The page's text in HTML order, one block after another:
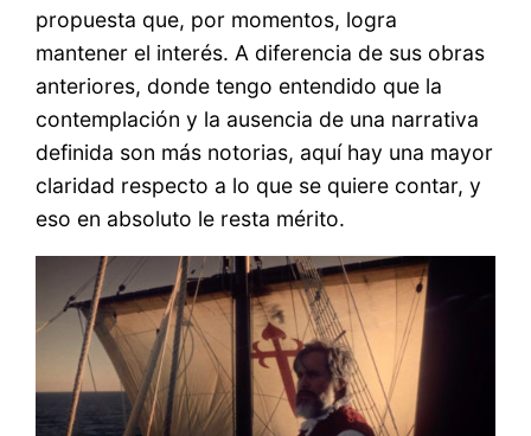
propuesta que, por momentos, logra
mantener el interés. A diferencia de sus obras
anteriores, donde tengo entendido que la
contemplación y la ausencia de una narrativa
definida son más notorias, aquí hay una mayor
claridad respecto a lo que se quiere contar, y
eso en absoluto le resta mérito.